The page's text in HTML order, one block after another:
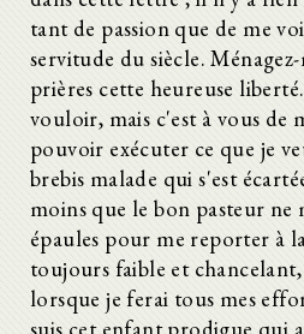
tant de passion que de me
servitude du siècle.
prières cette heureuse
vouloir, mais c'est à vous de
pouvoir exécuter ce que je
brebis malade qui s'est
moins que le bon pasteur ne
épaules pour me reporter à
toujours faible et
lorsque je ferai tous mes
suis cet enfant prodigue qui